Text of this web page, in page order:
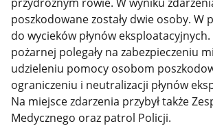
poszkodowane zostały dwie osoby. W
do wycieków płynów eksploatacyjnych.
pożarnej polegały na zabezpieczeniu
udzieleniu pomocy osobom
ograniczeniu i neutralizacji płynów
Na miejsce zdarzenia przybył także
Medycznego oraz patrol Policji.